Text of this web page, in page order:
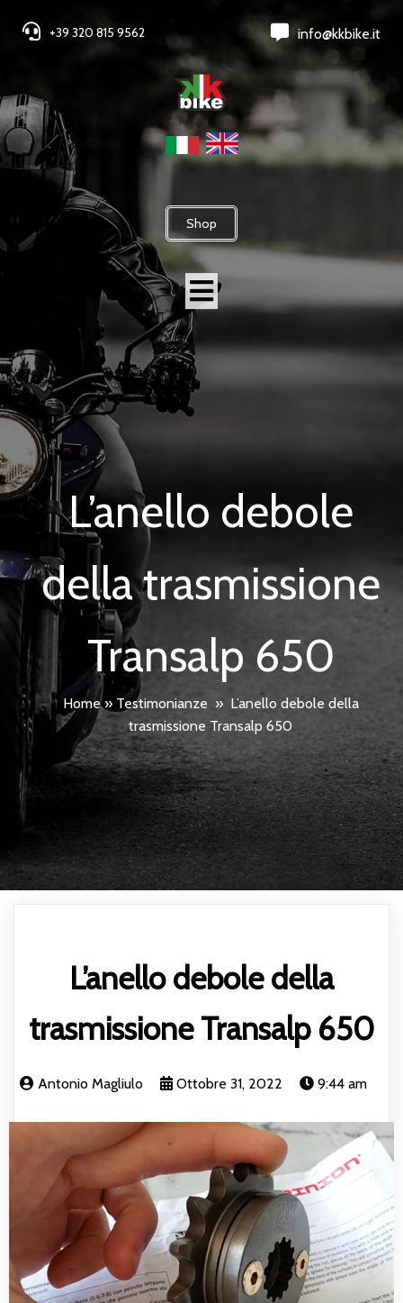
+39 320 815 9562 info@kkbike.it
Shop
L’anello debole
della trasmissione
Transalp 650
Home» Testimonianze » L’anello debole della
trasmissione Transalp 650
L’anello debole della
trasmissione Transalp 650
Antonio Magliulo Ottobre 31, 2022 9:44 am